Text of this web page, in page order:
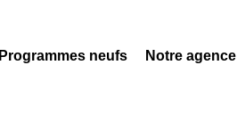
Programmes neufs Notre agence